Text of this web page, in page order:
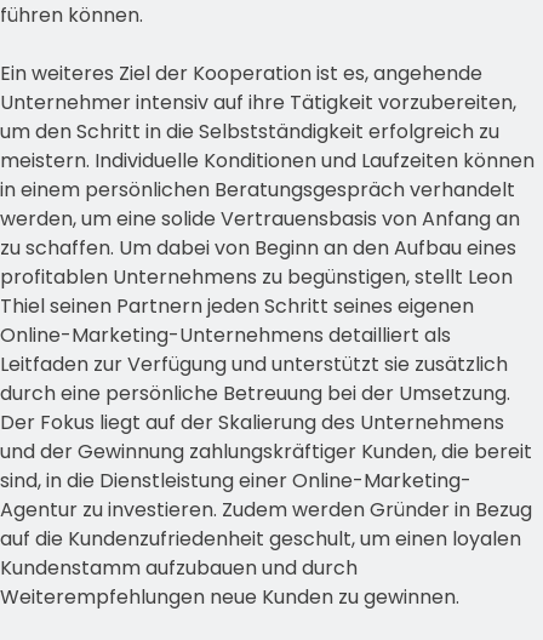
führen können.
Ein weiteres Ziel der Kooperation ist es, angehende
Unternehmer intensiv auf ihre Tätigkeit vorzubereiten,
um den Schritt in die Selbstständigkeit erfolgreich zu
meistern. Individuelle Konditionen und Laufzeiten können
in einem persönlichen Beratungsgespräch verhandelt
werden, um eine solide Vertrauensbasis von Anfang an
zu schaffen. Um dabei von Beginn an den Aufbau eines
profitablen Unternehmens zu begünstigen, stellt Leon
Thiel seinen Partnern jeden Schritt seines eigenen
Online-Marketing-Unternehmens detailliert als
Leitfaden zur Verfügung und unterstützt sie zusätzlich
durch eine persönliche Betreuung bei der Umsetzung.
Der Fokus liegt auf der Skalierung des Unternehmens
und der Gewinnung zahlungskräftiger Kunden, die bereit
sind, in die Dienstleistung einer Online-Marketing-
Agentur zu investieren. Zudem werden Gründer in Bezug
auf die Kundenzufriedenheit geschult, um einen loyalen
Kundenstamm aufzubauen und durch
Weiterempfehlungen neue Kunden zu gewinnen.